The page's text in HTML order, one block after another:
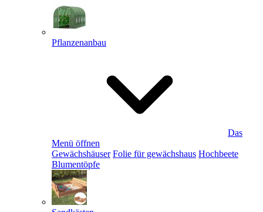
Pflanzenanbau
Das
Menü öffnen
Gewächshäuser Folie für gewächshaus Hochbeete
Blumentöpfe